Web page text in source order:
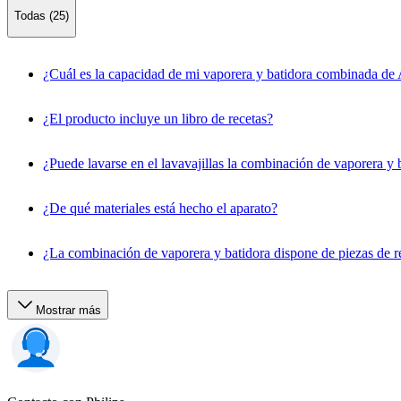
Todas (25)
¿Cuál es la capacidad de mi vaporera y batidora combinada de
¿El producto incluye un libro de recetas?
¿Puede lavarse en el lavavajillas la combinación de vaporera y
¿De qué materiales está hecho el aparato?
¿La combinación de vaporera y batidora dispone de piezas de
Mostrar más